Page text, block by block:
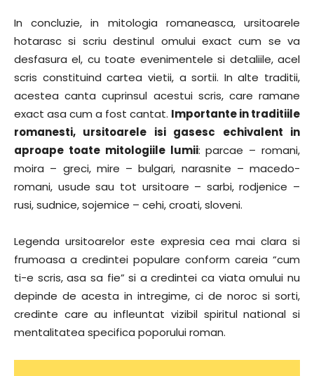
In concluzie, in mitologia romaneasca, ursitoarele
hotarasc si scriu destinul omului exact cum se va
desfasura el, cu toate evenimentele si detaliile, acel
scris constituind cartea vietii, a sortii. In alte traditii,
acestea canta cuprinsul acestui scris, care ramane
exact asa cum a fost cantat. Importante in traditiile
romanesti, ursitoarele isi gasesc echivalent in
aproape toate mitologiile lumii: parcae – romani,
moira – greci, mire – bulgari, narasnite – macedo-
romani, usude sau tot ursitoare – sarbi, rodjenice –
rusi, sudnice, sojemice – cehi, croati, sloveni.
Legenda ursitoarelor este expresia cea mai clara si
frumoasa a credintei populare conform careia “cum
ti-e scris, asa sa fie” si a credintei ca viata omului nu
depinde de acesta in intregime, ci de noroc si sorti,
credinte care au infleuntat vizibil spiritul national si
mentalitatea specifica poporului roman.